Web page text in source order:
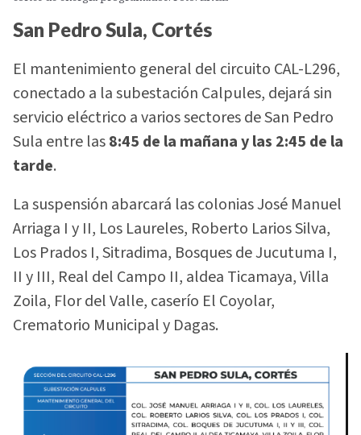
San Pedro Sula, Cortés
El mantenimiento general del circuito CAL-L296,
conectado a la subestación Calpules, dejará sin
servicio eléctrico a varios sectores de San Pedro
Sula entre las8:45 de la mañana y las 2:45 de la
tarde.
La suspensión abarcará las colonias José Manuel
Arriaga I y II, Los Laureles, Roberto Larios Silva,
Los Prados I, Sitradima, Bosques de Jucutuma I,
II y III, Real del Campo II, aldea Ticamaya, Villa
Zoila, Flor del Valle, caserío El Coyolar,
Crematorio Municipal y Dagas.